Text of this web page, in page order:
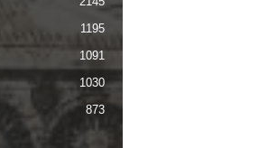
1195
1091
1030
873